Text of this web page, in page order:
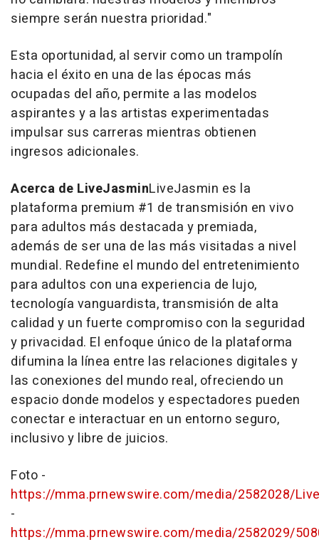
siempre serán nuestra prioridad."
Esta oportunidad, al servir como un trampolín
hacia el éxito en una de las épocas más
ocupadas del año, permite a las modelos
aspirantes y a las artistas experimentadas
impulsar sus carreras mientras obtienen
ingresos adicionales.
Acerca de LiveJasminLiveJasmin es la
plataforma premium #1 de transmisión en vivo
para adultos más destacada y premiada,
además de ser una de las más visitadas a nivel
mundial. Redefine el mundo del entretenimiento
para adultos con una experiencia de lujo,
tecnología vanguardista, transmisión de alta
calidad y un fuerte compromiso con la seguridad
y privacidad. El enfoque único de la plataforma
difumina la línea entre las relaciones digitales y
las conexiones del mundo real, ofreciendo un
espacio donde modelos y espectadores pueden
conectar e interactuar en un entorno seguro,
inclusivo y libre de juicios.
Foto -
https://mma.prnewswire.com/media/2582028/
-
https://mma.prnewswire.com/media/2582029/